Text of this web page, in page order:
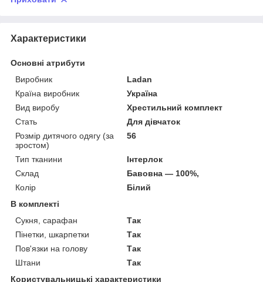
Характеристики
Основні атрибути
Виробник
Ladan
Країна виробник
Україна
Вид виробу
Хрестильний комплект
Стать
Для дівчаток
Розмір дитячого одягу (за
зростом)
56
Тип тканини
Інтерлок
Склад
Бавовна — 100%,
Колір
Білий
В комплекті
Сукня, сарафан
Так
Пінетки, шкарпетки
Так
Пов'язки на голову
Так
Штани
Так
Користувальницькі характеристики